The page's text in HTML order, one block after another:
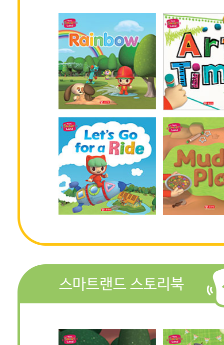
스마트랜드 스토리북